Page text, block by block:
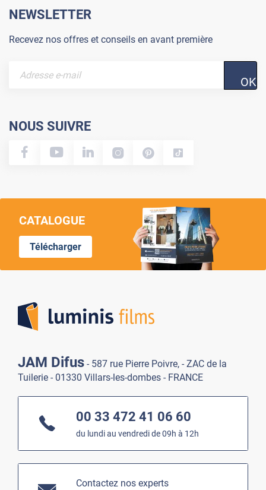
NEWSLETTER
Recevez nos offres et conseils en avant première
OK
NOUS SUIVRE
CATALOGUE
Télécharger
JAM Difus - 587 rue Pierre Poivre, - ZAC de la
Tuilerie - 01330 Villars-les-dombes - FRANCE
00 33 472 41 06 60
du lundi au vendredi de 09h à 12h
Contactez nos experts